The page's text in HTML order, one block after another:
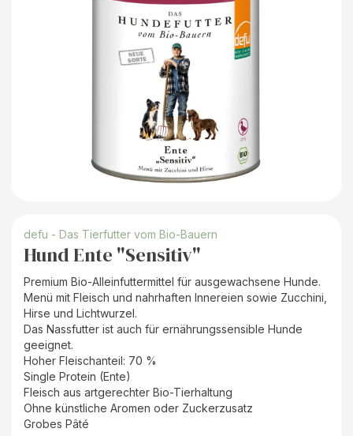
defu - Das Tierfutter vom Bio-Bauern
Hund Ente "Sensitiv"
Premium Bio-Alleinfuttermittel für ausgewachsene Hunde.
Menü mit Fleisch und nahrhaften Innereien sowie Zucchini,
Hirse und Lichtwurzel.
Das Nassfutter ist auch für ernährungssensible Hunde
geeignet.
Hoher Fleischanteil: 70 %
Single Protein (Ente)
Fleisch aus artgerechter Bio-Tierhaltung
Ohne künstliche Aromen oder Zuckerzusatz
Grobes Pâté